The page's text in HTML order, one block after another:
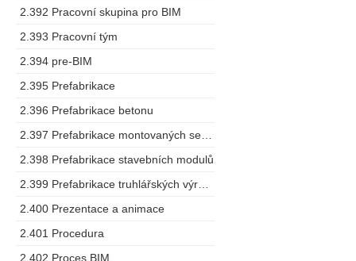
2.392 Pracovní skupina pro BIM
2.393 Pracovní tým
2.394 pre-BIM
2.395 Prefabrikace
2.396 Prefabrikace betonu
2.398 Prefabrikace stavebních modulů
2.400 Prezentace a animace
2.401 Procedura
2.402 Proces BIM